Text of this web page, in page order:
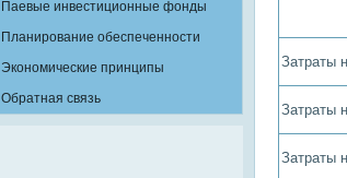
Паевые инвестиционные фонды
Планирование обеспеченности
Экономические принципы
Обратная связь
Затраты
Затраты
Затраты